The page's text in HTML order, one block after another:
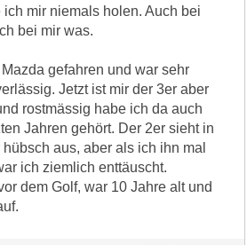
mir niemals holen. Auch bei
bei mir was.
gefahren und war sehr
Jetzt ist mir der 3er aber
rostmässig habe ich da auch
Jahren gehört. Der 2er sieht in
aus, aber als ich ihn mal
ich ziemlich enttäuscht.
dem Golf, war 10 Jahre alt und